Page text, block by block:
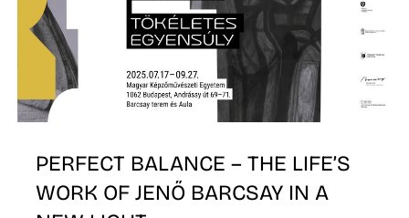
PERFECT BALANCE – THE LIFE’S
WORK OF JENŐ BARCSAY IN A